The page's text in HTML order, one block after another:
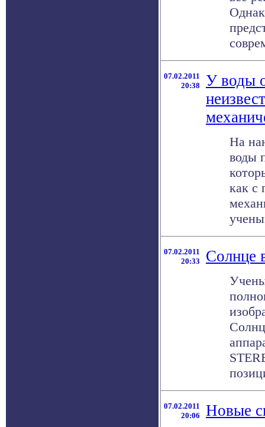
07.02.2011
20:38
У воды
На
воды
как с
07.02.2011
20:33
Солнце
07.02.2011
20:06
Новые